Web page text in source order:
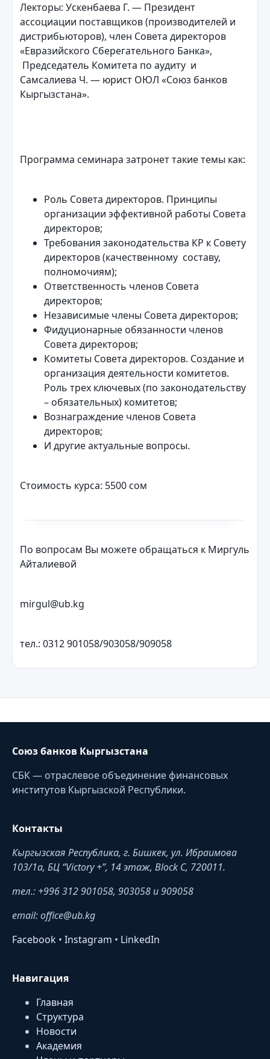
Лекторы: Ускенбаева Г. — Президент
ассоциации поставщиков (производителей и
дистрибьюторов), член Совета директоров
«Евразийского Сберегательного Банка»,
Председатель Комитета по аудиту и
Самсалиева Ч. — юрист ОЮЛ «Союз банков
Кыргызстана».
Программа семинара затронет такие темы как:
Роль Совета директоров. Принципы
организации эффективной работы Совета
директоров;
Требования законодательства КР к Совету
директоров (качественному составу,
полномочиям);
Ответственность членов Совета
директоров;
Независимые члены Совета директоров;
Фидуционарные обязанности членов
Совета директоров;
Комитеты Совета директоров. Создание и
организация деятельности комитетов.
Роль трех ключевых (по законодательству
– обязательных) комитетов;
Вознаграждение членов Совета
директоров;
И другие актуальные вопросы.
Стоимость курса: 5500 сом
По вопросам Вы можете обращаться к Миргуль
Айталиевой
mirgul@ub.kg
тел.: 0312 901058/903058/909058
Союз банков Кыргызстана
СБК — отраслевое объединение финансовых
институтов Кыргызской Республики.
Контакты
Кыргызская Республика, г. Бишкек, ул. Ибраимова
103/1a, БЦ “Victory +”, 14 этаж, Block C, 720011.
тел.: +996 312 901058, 903058 и 909058
email: office@ub.kg
Facebook • Instagram • LinkedIn
Навигация
Главная
Структура
Новости
Академия